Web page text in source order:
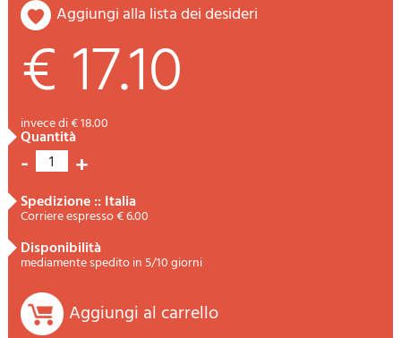
aggiungi alla lista dei desideri
€ 17.10
invece di € 18.00
quantità
- 1 +
spedizione :: Italia
Corriere espresso € 6.00
disponibilità
mediamente spedito in 5/10 giorni
Aggiungi al carrello